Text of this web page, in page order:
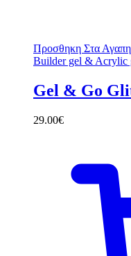
Προσθηκη Στα
Builder gel & Acrylic
Gel & Go
29.00€